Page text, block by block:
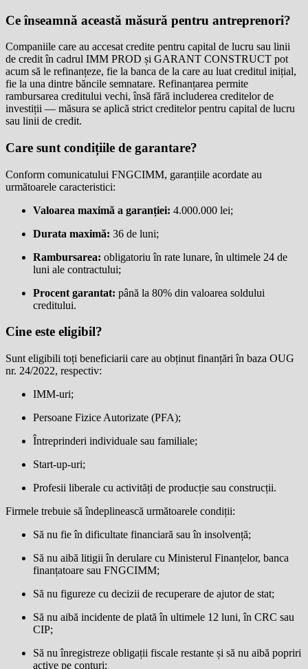
Ce înseamnă această măsură pentru antreprenori?
Companiile care au accesat credite pentru capital de lucru sau linii
de credit în cadrul IMM PROD și GARANT CONSTRUCT pot
acum să le refinanțeze, fie la banca de la care au luat creditul inițial,
fie la una dintre băncile semnatare. Refinanțarea permite
rambursarea creditului vechi, însă fără includerea creditelor de
investiții — măsura se aplică strict creditelor pentru capital de lucru
sau linii de credit.
Care sunt condițiile de garantare?
Conform comunicatului FNGCIMM, garanțiile acordate au
următoarele caracteristici:
Valoarea maximă a garanției: 4.000.000 lei;
Durata maximă: 36 de luni;
Rambursarea: obligatoriu în rate lunare, în ultimele 24 de
luni ale contractului;
Procent garantat: până la 80% din valoarea soldului
creditului.
Cine este eligibil?
Sunt eligibili toți beneficiarii care au obținut finanțări în baza OUG
nr. 24/2022, respectiv:
IMM-uri;
Persoane Fizice Autorizate (PFA);
Întreprinderi individuale sau familiale;
Start-up-uri;
Profesii liberale cu activități de producție sau construcții.
Firmele trebuie să îndeplinească următoarele condiții:
Să nu fie în dificultate financiară sau în insolvență;
Să nu aibă litigii în derulare cu Ministerul Finanțelor, banca
finanțatoare sau FNGCIMM;
Să nu figureze cu decizii de recuperare de ajutor de stat;
Să nu aibă incidente de plată în ultimele 12 luni, în CRC sau
CIP;
Să nu înregistreze obligații fiscale restante și să nu aibă popriri
active pe conturi;